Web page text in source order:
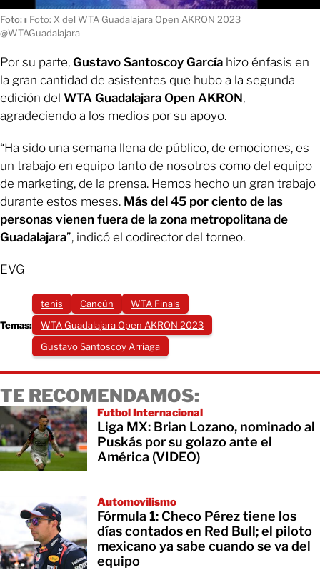
Foto:ı Foto: X del WTA Guadalajara Open AKRON 2023
@WTAGuadalajara
Por su parte, Gustavo Santoscoy García hizo énfasis en
la gran cantidad de asistentes que hubo a la segunda
edición del WTA Guadalajara Open AKRON,
agradeciendo a los medios por su apoyo.
“Ha sido una semana llena de público, de emociones, es
un trabajo en equipo tanto de nosotros como del equipo
de marketing, de la prensa. Hemos hecho un gran trabajo
durante estos meses. Más del 45 por ciento de las
personas vienen fuera de la zona metropolitana de
Guadalajara”, indicó el codirector del torneo.
EVG
Temas:
tenis Cancún
WTA Finals
WTA Guadalajara Open AKRON 2023
Gustavo Santoscoy Arriaga
TE RECOMENDAMOS:
Futbol Internacional
Liga MX: Brian Lozano, nominado al
Puskás por su golazo ante el
América (VIDEO)
Automovilismo
Fórmula 1: Checo Pérez tiene los
días contados en Red Bull; el piloto
mexicano ya sabe cuando se va del
equipo